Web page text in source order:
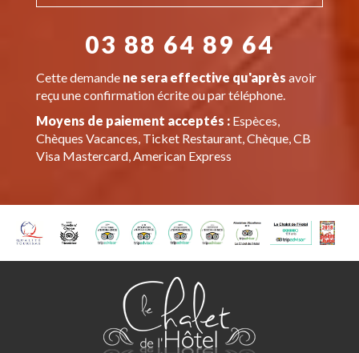
03 88 64 89 64
Cette demande ne sera effective qu'après avoir
reçu une confirmation écrite ou par téléphone.
Moyens de paiement acceptés :Espèces,
Chèques Vacances, Ticket Restaurant, Chèque, CB
Visa Mastercard, American Express